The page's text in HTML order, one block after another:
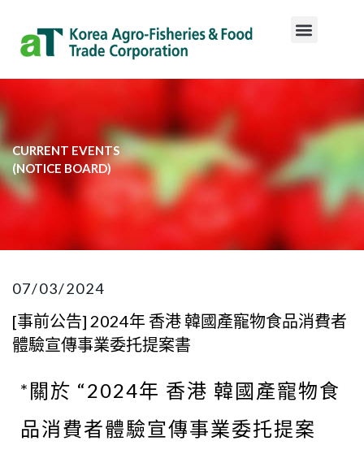
CURRENT EVENTS
​(NOTICE BOARD)​
07/03/2024
[事前公告] 2024年 香港 韓國產寵物食品消費者
體驗宣傳事業委托提案書
*關於 “2024年 香港 韓國產寵物食
品消費者體驗宣傳事業委托提案